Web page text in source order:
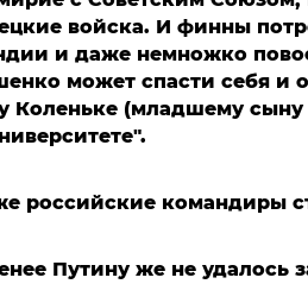
войска. И финны
и даже немножко
может спасти себя и
(младшему сыну
российские командиры
Путину же не удалось